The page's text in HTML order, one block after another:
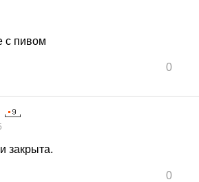
с пивом
0
закрыта.
0